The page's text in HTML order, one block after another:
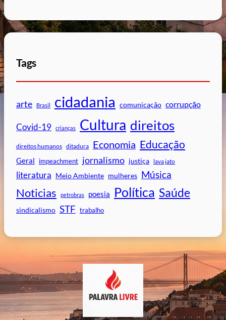
Tags
arte Brasil cidadania comunicação corrupção
Covid-19 crianças Cultura direitos
direitos humanos ditadura Economia Educação
Geral impeachment jornalismo justiça lava jato
literatura Meio Ambiente mulheres Música
Noticias petrobras poesia Política Saúde
sindicalismo STF trabalho